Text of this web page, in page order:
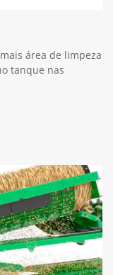
área de limpeza
tanque nas